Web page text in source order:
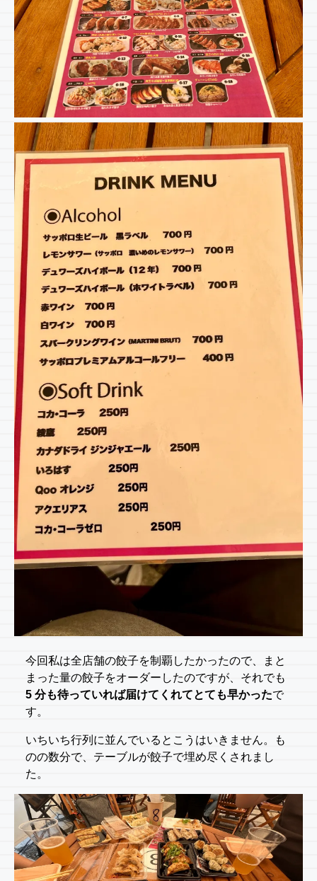
今回私は全店舗の餃子を制覇したかったので、まと
まった量の餃子をオーダーしたのですが、それでも
5 分も待っていれば届けてくれてとても早かったで
す。
いちいち行列に並んでいるとこうはいきません。も
のの数分で、テーブルが餃子で埋め尽くされまし
た。